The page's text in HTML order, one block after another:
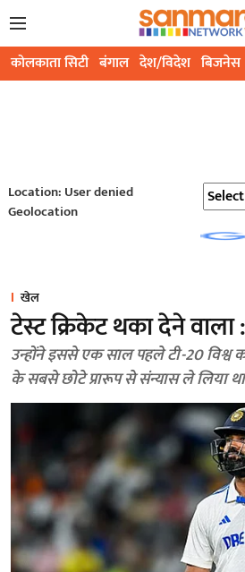
कोलकाता सिटी बंगाल देश/विदेश बिजनेस
Location: User denied
Geolocation
खेल
टेस्ट क्रिकेट थका देने वाला :
उन्होंने इससे एक साल पहले टी-20 विश्व
के सबसे छोटे प्रारूप से संन्यास ले लिया